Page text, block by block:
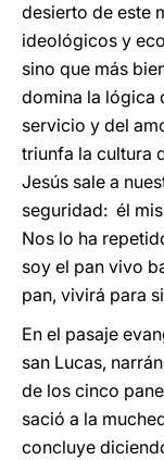
desierto de este
ideológicos y
sino que más
domina la lógica
servicio y del
triunfa la cultura
Jesús sale a
seguridad: él
Nos lo ha
soy el pan vivo
pan, vivirá para
En el pasaje
san Lucas,
de los cinco
sació a la
concluye